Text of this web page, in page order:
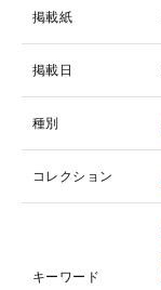
掲載紙
掲載日
種別
コレクション
キーワード